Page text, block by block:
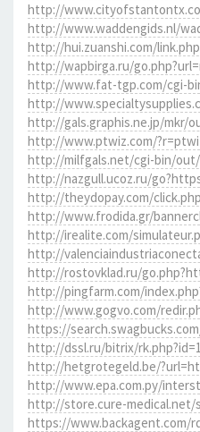
http://
http://www.waddengids.nl/
http://hui.zuanshi.com/
http://wapbirga.ru/
http://www.fat-tgp.com/cgi-
http://
http://gals.graphis.ne.jp/mkr/
http://www.ptwiz.com/
http://milfgals.net/cgi-bin/out/
http://nazgull.ucoz.ru/
http://theydopay.com/
http://www.frodida.gr/
http://irealite.com/
http://
http://rostovklad.ru/
http://pingfarm.com/
http://www.gogvo.com/
https://
http://dssl.ru/bitrix/
http://hetgrotegeld.be/
http://www.epa.com.py/
http://store.cure-medical.net/
https://www.backagent.com/